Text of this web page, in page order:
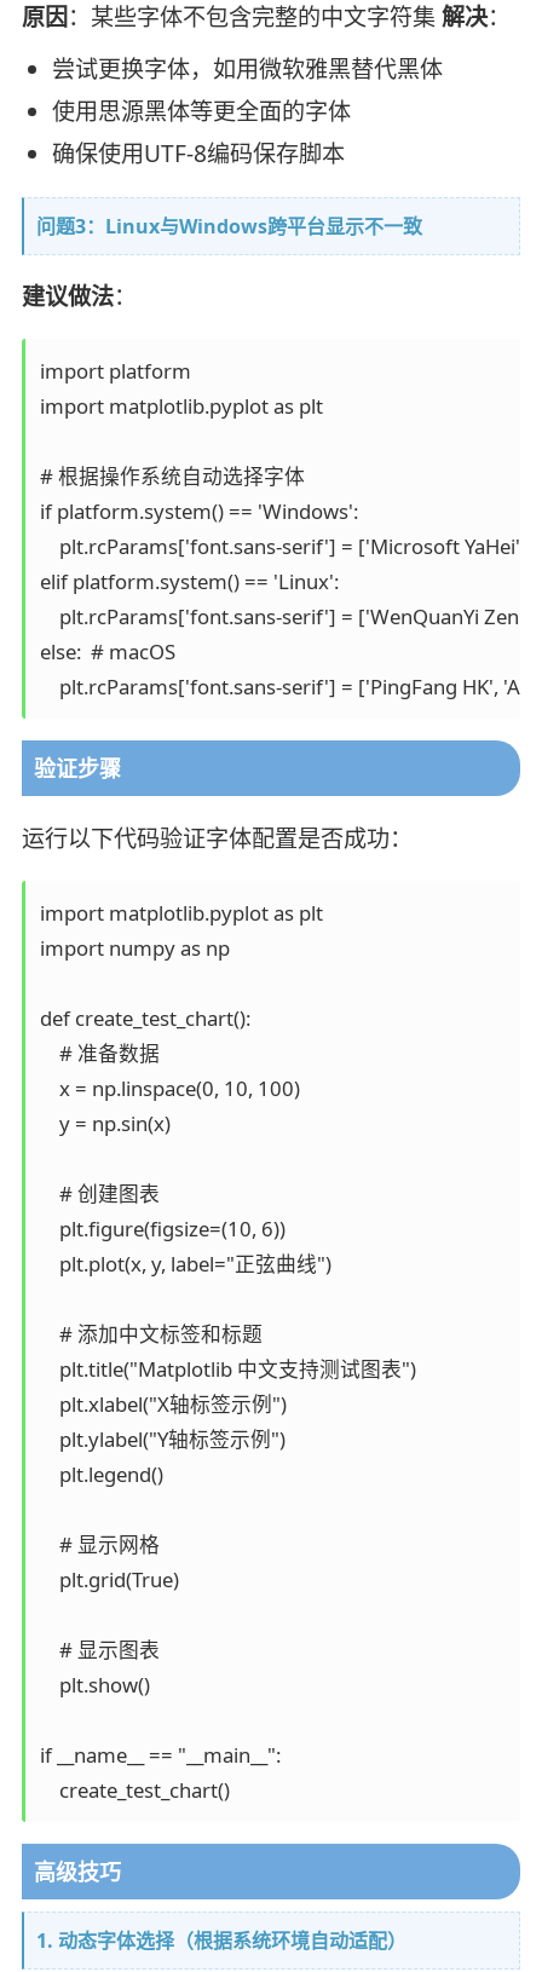
原因：某些字体不包含完整的中文字符集 解决：
尝试更换字体，如用微软雅黑替代黑体
使用思源黑体等更全面的字体
确保使用UTF-8编码保存脚本
问题3：Linux与Windows跨平台显示不一致
建议做法：
import platform
import matplotlib.pyplot as plt
# 根据操作系统自动选择字体
if platform.system() == 'Windows':
plt.rcParams['font.sans-serif'] = ['Microsoft
elif platform.system() == 'Linux':
plt.rcParams['font.sans-serif'] = ['WenQuanYi Zen
else:  # macOS
验证步骤
运行以下代码验证字体配置是否成功：
import matplotlib.pyplot as plt
import numpy as np
def create_test_chart():
    # 准备数据
    x = np.linspace(0, 10, 100)
    y = np.sin(x)
    # 创建图表
    plt.figure(figsize=(10, 6))
    plt.plot(x, y, label="正弦曲线")
    # 添加中文标签和标题
    plt.title("Matplotlib 中文支持测试图表")
    plt.xlabel("X轴标签示例")
    plt.ylabel("Y轴标签示例")
    plt.legend()
    # 显示网格
    plt.grid(True)
    # 显示图表
    plt.show()
if __name__ == "__main__":
    create_test_chart()
高级技巧
1. 动态字体选择（根据系统环境自动适配）